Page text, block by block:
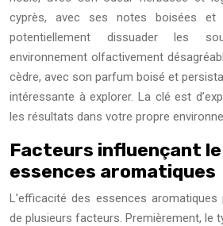
cyprès, avec ses notes boisées et
potentiellement dissuader les
environnement olfactivement
cèdre, avec son parfum boisé et
intéressante à explorer. La clé est
les résultats dans votre propre
Facteurs influençant
essences aromatiques
L’efficacité des essences
de plusieurs facteurs. Premièrement, le